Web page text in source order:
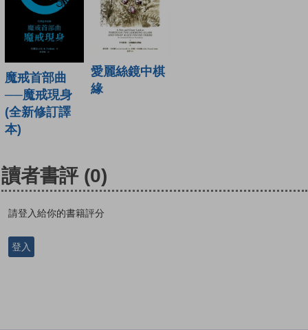
魔戒首部曲
──魔戒現身
(全新修訂譯
本)
愛麗絲鏡中棋
緣
讀者書評 (0)
請登入給你的書籍評分
登入